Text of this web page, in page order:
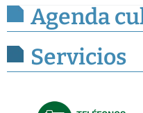
Agenda
Servicios